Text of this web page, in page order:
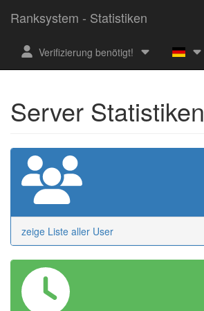
Ranksystem - Statistiken
Verifizierung benötigt!
Server Statistiken
zeige Liste aller User